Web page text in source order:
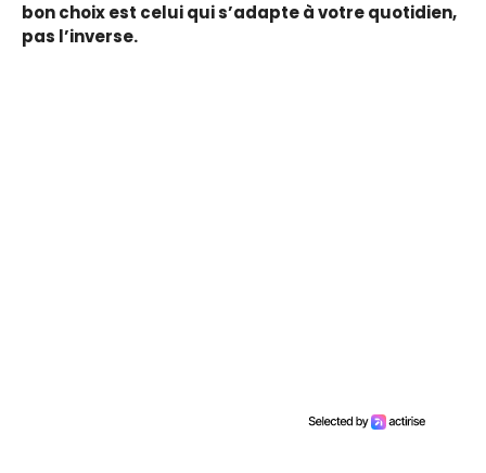
bon choix est celui qui s’adapte à votre quotidien,
pas l’inverse.